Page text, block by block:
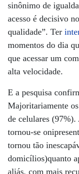
sinônimo de
acesso é decisivo
qualidade”. Ter
momentos do dia
que acessar um
alta velocidade.
E a pesquisa
Majoritariamente
de celulares
tornou-se
tornou tão
domicílios)quanto
aliás, com mais